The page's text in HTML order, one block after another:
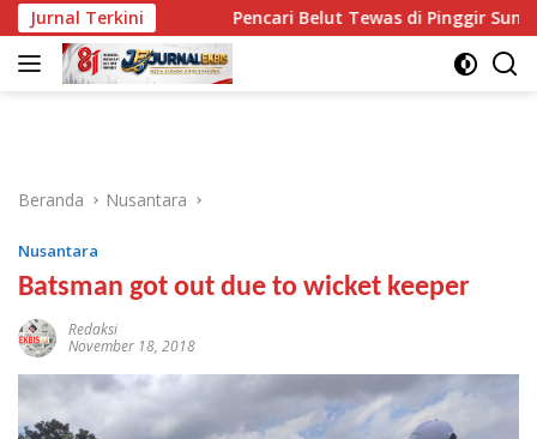
Langsung
ke
konten
Jurnal TerkiniPencari Belut Tewas di Pinggir Sungai, Masih
Beranda Nusantara
Nusantara
Batsman got out due to wicket keeper
Redaksi
November 18, 2018